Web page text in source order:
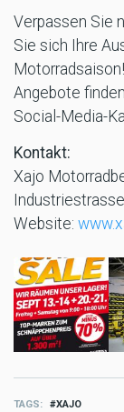
Verpassen Sie
Sie sich Ihre
Angebote
Social-Media-
Kontakt:
Xajo
Website:
TAGS XAJO